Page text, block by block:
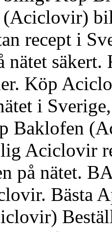
recept i
nätet
Köp
i
Baklofen
Aciclovir
på nätet.
Bästa